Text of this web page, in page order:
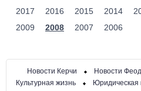
2017
2016 2015 2014
2009
2008 2007 2006
Новости Керчи Новости
Культурная жизнь